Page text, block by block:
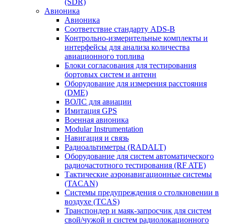
(SDR)
Авионика
Авионика
Соответствие стандарту ADS-B
Контрольно-измерительные комплекты и
интерфейсы для анализа количества
авиационного топлива
Блоки согласования для тестирования
бортовых систем и антенн
Оборудование для измерения расстояния
(DME)
ВОЛС для авиации
Имитация GPS
Военная авионика
Modular Instrumentation
Навигация и связь
Радиоальтиметры (RADALT)
Оборудование для систем автоматического
радиочастотного тестирования (RF ATE)
Тактические аэронавигационные системы
(TACAN)
Системы предупреждения о столкновении в
воздухе (TCAS)
Транспондер и маяк-запросчик для систем
свой/чужой и систем радиолокационного